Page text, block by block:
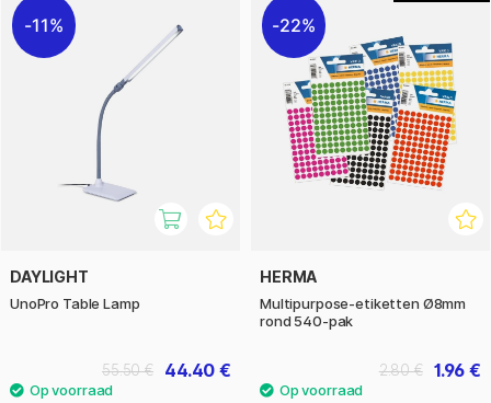
11%
DAYLIGHT
UnoPro Table Lamp
44.40 €
55.50 €
22%
HERMA
Multipurpose-etiketten Ø8mm
rond 540-pak
1.96 €
2.80 €